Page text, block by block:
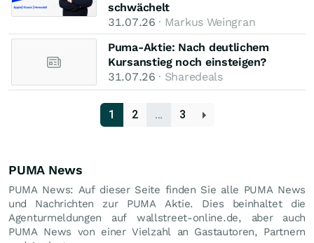
schwächelt
31.07.26 · Markus Weingran
Puma-Aktie: Nach deutlichem
Kursanstieg noch einsteigen?
31.07.26 · Sharedeals
1 2 … 3
PUMA News
PUMA News: Auf dieser Seite finden Sie alle PUMA News
und Nachrichten zur PUMA Aktie. Dies beinhaltet die
Agenturmeldungen auf wallstreet-online.de, aber auch
PUMA News von einer Vielzahl an Gastautoren, Partnern